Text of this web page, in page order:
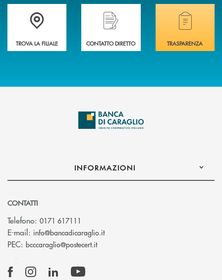
Accedi all' elenco completo delle filiali di Banca di Caraglio.
TROVA LA FILIALE
Hai bisogno di assistenza immediata?
CONTATTO DIRETTO
Hai bisogno di
TRASPARENZA
INFORMAZIONI
CONTATTI
Telefono: 0171 617111
E-mail: info@bancadicaraglio.it(si apre l’app di posta elettronica)
PEC: bcccaraglio@postecert.it(si apre l’app di posta elettronica)